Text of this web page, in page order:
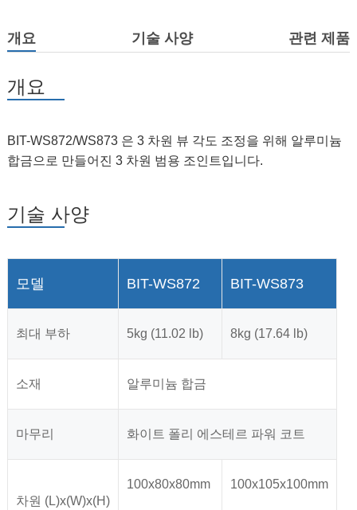
개요 기술 사양 관련 제품
개요
BIT-WS872/WS873 은 3 차원 뷰 각도 조정을 위해 알루미늄
합금으로 만들어진 3 차원 범용 조인트입니다.
기술 사양
모델 BIT-WS872 BIT-WS873
최대 부하 5kg (11.02 lb) 8kg (17.64 lb)
소재 알루미늄 합금
마무리 화이트 폴리 에스테르 파워 코트
차원 (L)x(W)x(H)
100x80x80mm 100x105x100mm